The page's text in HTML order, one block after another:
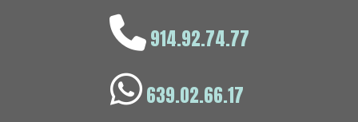
914.92.74.77
639.02.66.17